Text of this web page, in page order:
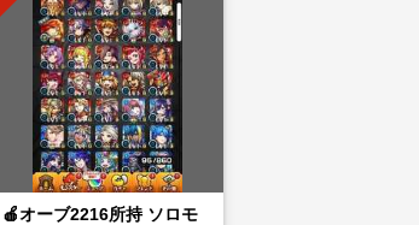
🍎オーブ2216所持 ソロモ